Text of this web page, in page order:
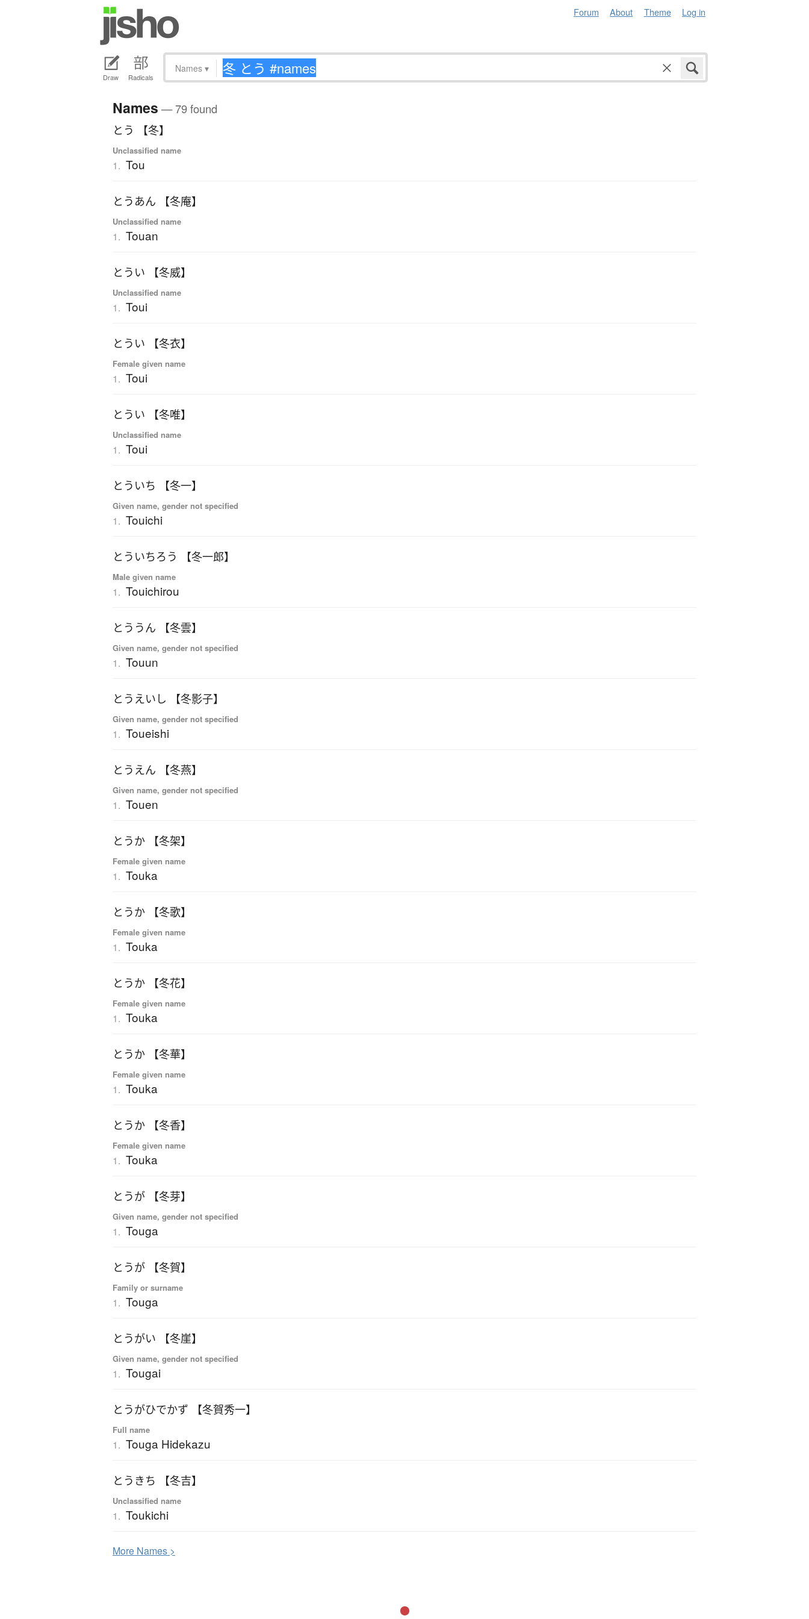
Forum About Theme Log in
Draw Radicals
Names ▾
Names — 79 found
とう 【冬】
Unclassified name
1. Tou
とうあん 【冬庵】
Unclassified name
1. Touan
とうい 【冬威】
Unclassified name
1. Toui
とうい 【冬衣】
Female given name
1. Toui
とうい 【冬唯】
Unclassified name
1. Toui
とういち 【冬一】
Given name, gender not specified
1. Touichi
とういちろう 【冬一郎】
Male given name
1. Touichirou
とううん 【冬雲】
Given name, gender not specified
1. Touun
とうえいし 【冬影子】
Given name, gender not specified
1. Toueishi
とうえん 【冬燕】
Given name, gender not specified
1. Touen
とうか 【冬架】
Female given name
1. Touka
とうか 【冬歌】
Female given name
1. Touka
とうか 【冬花】
Female given name
1. Touka
とうか 【冬華】
Female given name
1. Touka
とうか 【冬香】
Female given name
1. Touka
とうが 【冬芽】
Given name, gender not specified
1. Touga
とうが 【冬賀】
Family or surname
1. Touga
とうがい 【冬崖】
Given name, gender not specified
1. Tougai
とうがひでかず 【冬賀秀一】
Full name
1. Touga Hidekazu
とうきち 【冬吉】
Unclassified name
1. Toukichi
More Names >